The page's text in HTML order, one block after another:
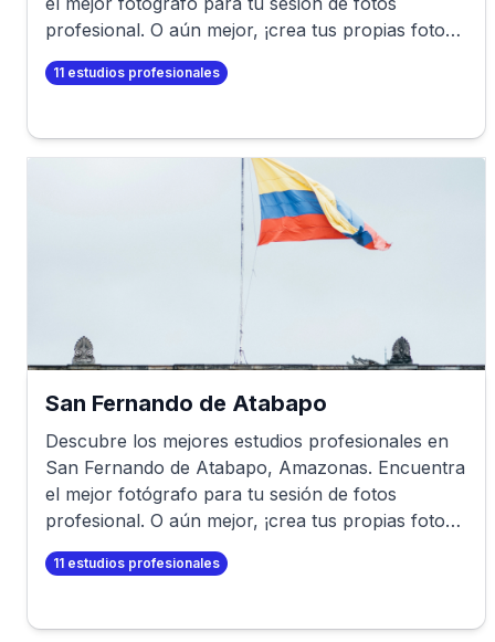
profesional. O aún mejor, ¡crea tus propias fotos
profesionales en minutos!
11 estudios profesionales
San Fernando de Atabapo
Descubre los mejores estudios profesionales en
San Fernando de Atabapo, Amazonas. Encuentra
el mejor fotógrafo para tu sesión de fotos
profesional. O aún mejor, ¡crea tus propias fotos
profesionales en minutos!
11 estudios profesionales